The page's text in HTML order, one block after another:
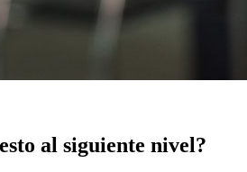
al siguiente nivel?